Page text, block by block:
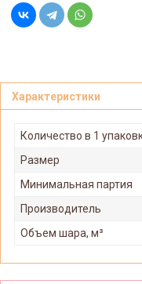
Характеристики
Количество в 1
Размер
Минимальная партия
Производитель
Объем шара, м³